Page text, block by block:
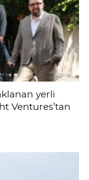
yerli
Ventures’tan